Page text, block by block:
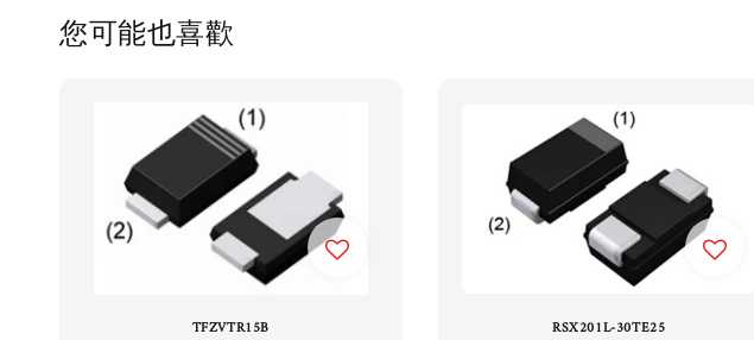
您可能也喜歡
TFZVTR15B RSX201L-30TE25